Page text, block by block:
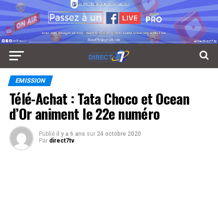
EMISSION
Télé-Achat : Tata Choco et Ocean
d’Or animent le 22e numéro
Publié il y a 6 ans sur 24 octobre 2020
Par direct7tv